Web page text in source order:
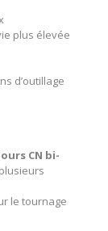
plus élevée
d’outillage
CN bi-
le tournage